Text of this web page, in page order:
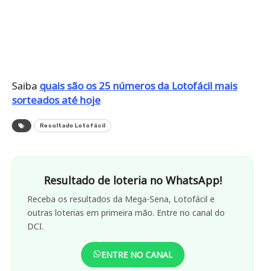
Saiba quais são os 25 números da Lotofácil mais
sorteados até hoje
Resultado Lotofácil
Resultado de loteria no WhatsApp!
Receba os resultados da Mega-Sena, Lotofácil e
outras loterias em primeira mão. Entre no canal do
DCI.
ENTRE NO CANAL